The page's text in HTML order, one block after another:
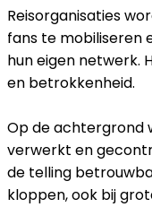
Reisorganisaties
fans te mobiliseren
hun eigen netwerk.
en betrokkenheid.
Op de achtergrond
verwerkt en
de telling
kloppen, ook bij